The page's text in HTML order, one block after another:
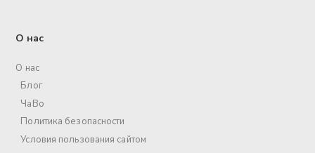
О нас
О нас
Блог
ЧаВо
Политика безопасности
Условия пользования сайтом